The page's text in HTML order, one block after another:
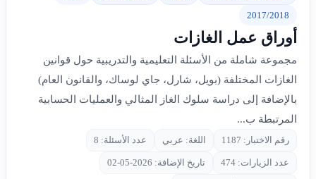
2017/2018
أوراق عمل الغازات
مجموعة شاملة من الأسئلة التعليمية والتدريبية حول قوانين
الغازات المختلفة (بويل، شارل، جاي لوساك، والقانون العام)
بالإضافة إلى دراسة سلوك الغاز المثالي والعمليات الحسابية
المرتبطة ب...
رقم الاختبار: 1187 اللغة: عربي عدد الأسئلة: 8
عدد الزيارات: 474 تاريخ الإضافة: 2026-05-02